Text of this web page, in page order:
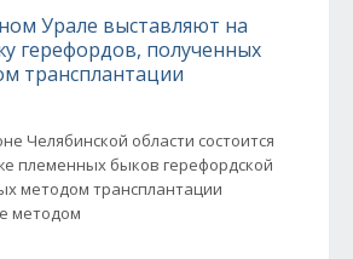
Урале выставляют на
герефордов, полученных
трансплантации
Челябинской области состоится
племенных быков герефордской
методом трансплантации
методом